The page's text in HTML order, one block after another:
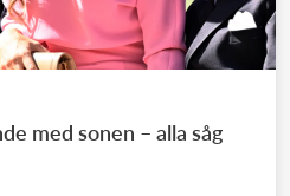
med sonen – alla såg